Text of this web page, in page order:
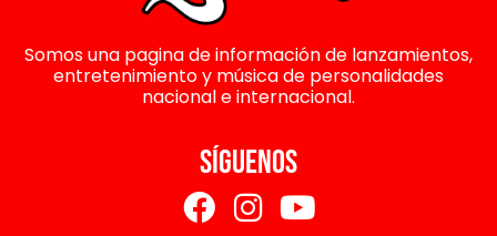
Somos una pagina de información de lanzamientos,
entretenimiento y música de personalidades
nacional e internacional.
SÍGUENOS